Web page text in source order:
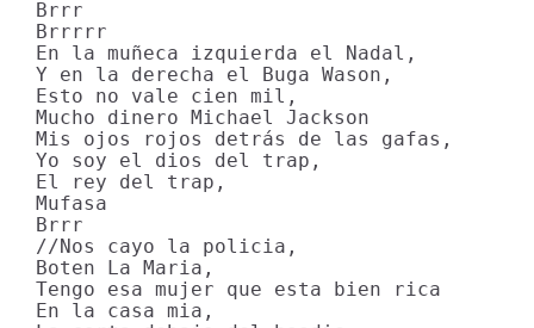
Brrr
Brrrrr
En la muñeca izquierda el Nadal,
Y en la derecha el Buga Wason,
Esto no vale cien mil,
Mucho dinero Michael Jackson
Mis ojos rojos detrás de las gafas,
Yo soy el dios del trap,
El rey del trap,
Mufasa
Brrr
//Nos cayo la policia,
Boten La Maria,
Tengo esa mujer que esta bien rica
En la casa mia,